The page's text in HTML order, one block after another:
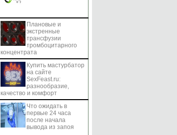
Плановые и
экстренные
трансфузии
тромбоцитарного
концентрата
Купить мастурбатор
на сайте
SexFeast.ru:
разнообразие,
качество и комфорт
Что ожидать в
первые 24 часа
после начала
вывода из запоя